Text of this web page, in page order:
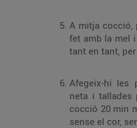
A mitja cocció,
fet amb la mel i ves-hi
tant en tant,
Afegeix-hi les
neta i tallades per la meitat;
cocció 20 min
sense el